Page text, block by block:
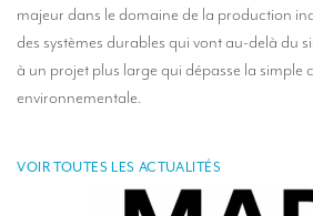
Accompagnement de personnalités
Des interprètes à Bruxelles
Des interprètes de conférences à Liège
majeur dans le domaine de la production
des systèmes durables qui vont au-delà du
à un projet plus large qui dépasse la simple
environnementale.
VOIR TOUTES LES ACTUALITÉS